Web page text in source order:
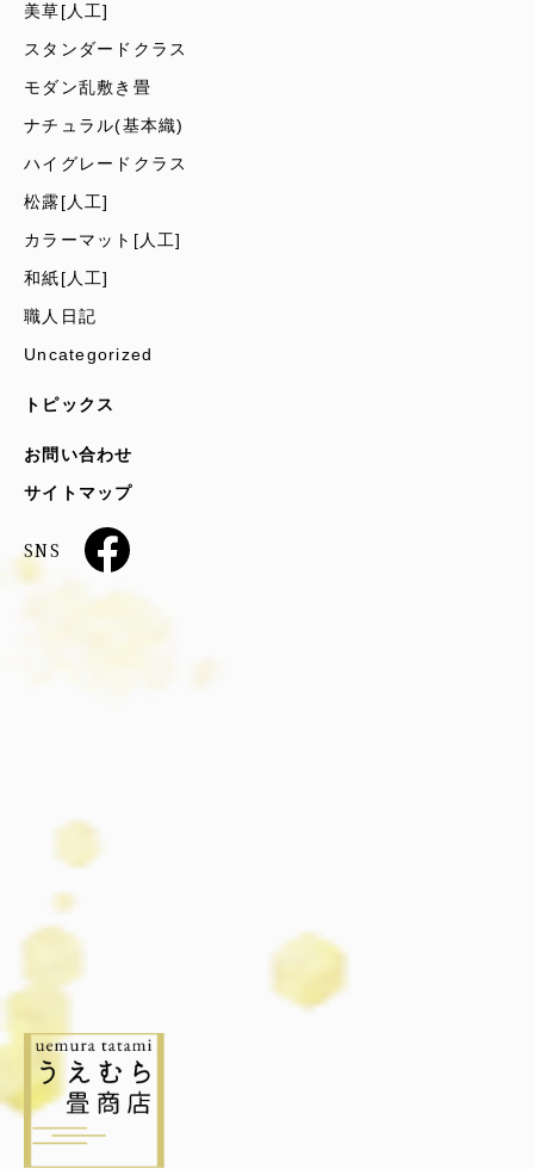
美草[人工]
スタンダードクラス
モダン乱敷き畳
ナチュラル(基本織)
ハイグレードクラス
松露[人工]
カラーマット[人工]
和紙[人工]
職人日記
Uncategorized
トピックス
お問い合わせ
サイトマップ
SNS